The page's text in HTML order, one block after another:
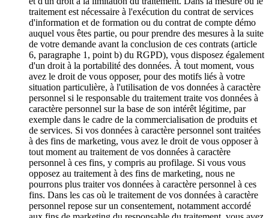
traitement est nécessaire à l'exécution du contrat de services
d'information et de formation ou du contrat de compte démo
auquel vous êtes partie, ou pour prendre des mesures à la suite
de votre demande avant la conclusion de ces contrats (article
6, paragraphe 1, point b) du RGPD), vous disposez également
d'un droit à la portabilité des données. À tout moment, vous
avez le droit de vous opposer, pour des motifs liés à votre
situation particulière, à l'utilisation de vos données à caractère
personnel si le responsable du traitement traite vos données à
caractère personnel sur la base de son intérêt légitime, par
exemple dans le cadre de la commercialisation de produits et
de services. Si vos données à caractère personnel sont traitées
à des fins de marketing, vous avez le droit de vous opposer à
tout moment au traitement de vos données à caractère
personnel à ces fins, y compris au profilage. Si vous vous
opposez au traitement à des fins de marketing, nous ne
pourrons plus traiter vos données à caractère personnel à ces
fins. Dans les cas où le traitement de vos données à caractère
personnel repose sur un consentement, notamment accordé